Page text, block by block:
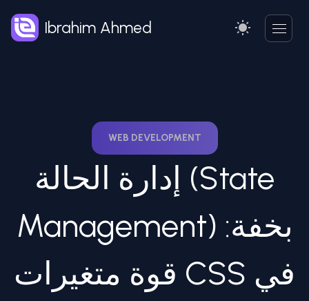
Ibrahim Ahmed
WEB DEVELOPMENT
إدارة الحالة (State
Management) بخفة:
قوة متغيرات CSS في